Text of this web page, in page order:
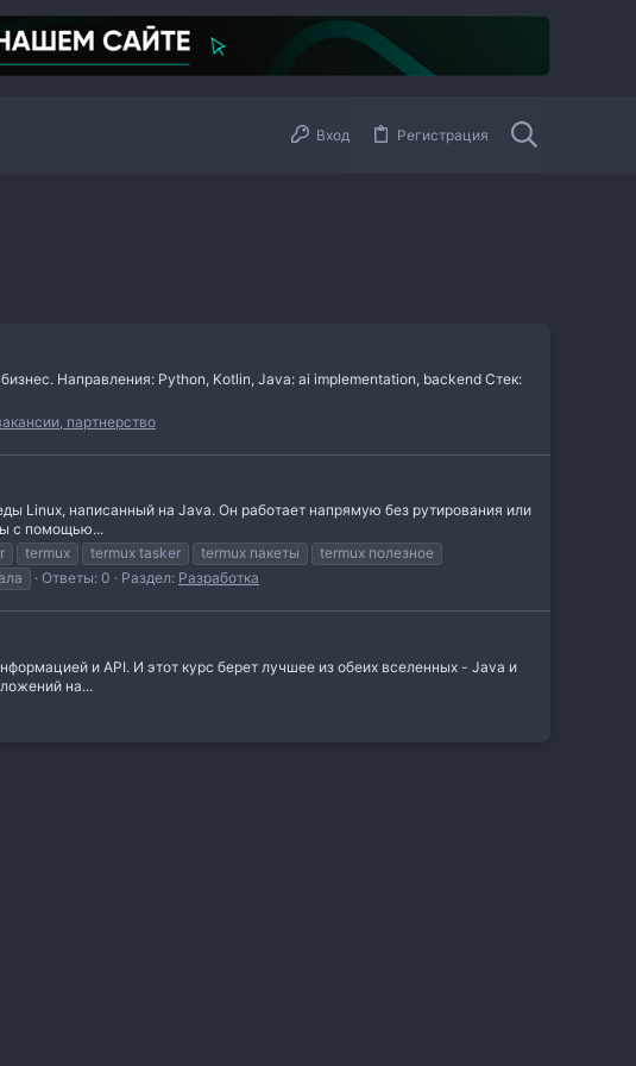
Вход Регистрация
Направления: Python, Kotlin, Java: ai implementation, backend Стек:
партнерство
Linux, написанный на Java. Он работает напрямую без рутирования или
с помощью...
termux termux tasker termux пакеты
termux полезное
Ответы: 0 Раздел: Разработка
и API. И этот курс берет лучшее из обеих вселенных - Java и
на...